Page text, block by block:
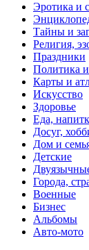
Эротика и
Тайны и
Религия,
Праздники
Политика и
Карты и
Искусство
Здоровье
Еда,
Досуг,
Дом и
Детские
Города,
Военные
Бизнес
Альбомы
Авто-мото